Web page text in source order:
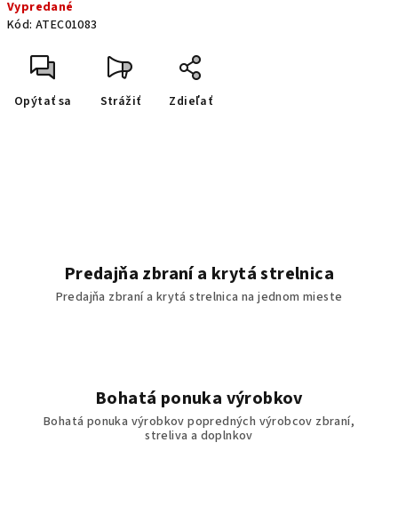
Vypredané
Kód: ATEC01083
Opýtať sa Strážiť Zdieľať
Predajňa zbraní a krytá strelnica
Predajňa zbraní a krytá strelnica na jednom mieste
Bohatá ponuka výrobkov
Bohatá ponuka výrobkov popredných výrobcov zbraní,
streliva a doplnkov